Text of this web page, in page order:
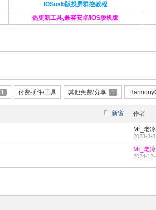
IOSusb版投屏群控教程
热更新工具,兼容安卓/IOS脱机版
1 付费插件/工具 其他免费/分享 1
新窗 作者
Mr_老冷
2023-3-8
Mr_老冷
2024-